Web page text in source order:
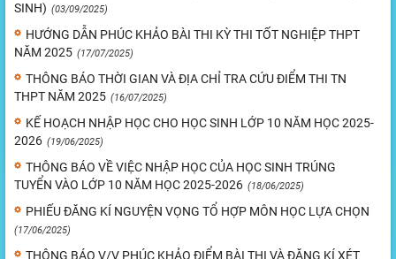
SINH) (03/09/2025)
HƯỚNG DẪN PHÚC KHẢO BÀI THI KỲ THI TỐT NGHIỆP THPT
NĂM 2025 (17/07/2025)
THÔNG BÁO THỜI GIAN VÀ ĐỊA CHỈ TRA CỨU ĐIỂM THI TN
THPT NĂM 2025 (16/07/2025)
KẾ HOẠCH NHẬP HỌC CHO HỌC SINH LỚP 10 NĂM HỌC 2025-
2026 (19/06/2025)
THÔNG BÁO VỀ VIỆC NHẬP HỌC CỦA HỌC SINH TRÚNG
TUYỂN VÀO LỚP 10 NĂM HỌC 2025-2026 (18/06/2025)
PHIẾU ĐĂNG KÍ NGUYỆN VỌNG TỔ HỢP MÔN HỌC LỰA CHỌN
(17/06/2025)
THÔNG BÁO V/V PHÚC KHẢO ĐIỂM BÀI THI VÀ ĐĂNG KÍ XÉT